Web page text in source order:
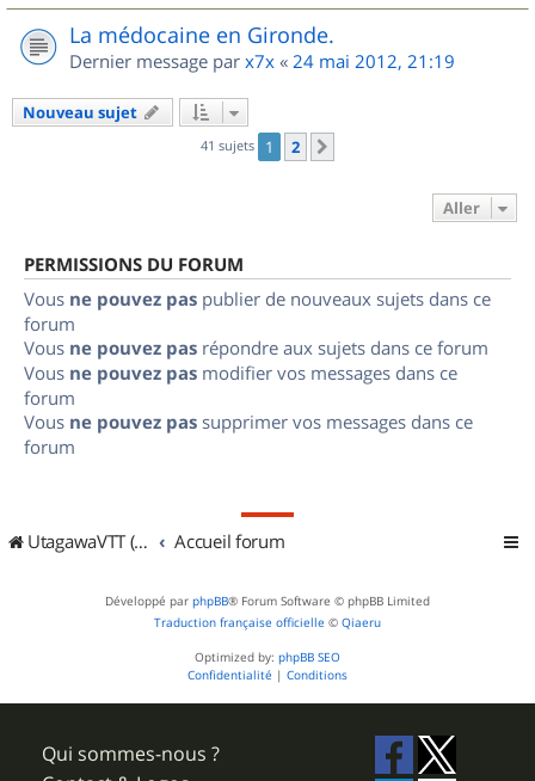
La médocaine en Gironde.
Dernier message par x7x « 24 mai 2012, 21:19
Nouveau sujet
41 sujets 1 2
Aller
PERMISSIONS DU FORUM
Vous ne pouvez pas publier de nouveaux sujets dans ce
forum
Vous ne pouvez pas répondre aux sujets dans ce forum
Vous ne pouvez pas modifier vos messages dans ce
forum
Vous ne pouvez pas supprimer vos messages dans ce
forum
UtagawaVTT (Randos VTT et VTTAE avec traces GPS) Accueil forum
Développé par phpBB® Forum Software © phpBB Limited
Traduction française officielle © Qiaeru
Optimized by: phpBB SEO
Confidentialité | Conditions
Qui sommes-nous ?